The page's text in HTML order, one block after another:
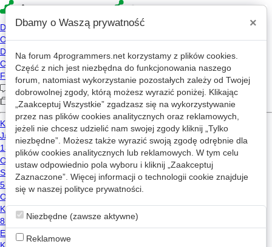
4p » Forum » Nietuzinkowe tematy
Implementacja powiadomień na telefon
HE
heretic OP 2025-04-12 07:40
0
Mam własnoręcznie napisaną aplikację w javie, którą
hostuje na fizycznym sprzęcie w postaci 13-letniego
laptopa. W ciągu dnia wykonuje dla mnie pewne
gdy dana operacja zakończy się sukcesem. Może to
być jakakolwiek forma wiadomość e.g. push
notification, email, sms. Ważne, żeby rozwiązanie było
proste w implementacji i niedrogie w utrzymaniu.
Dbamy o Waszą prywatność ×
Na forum 4programmers.net korzystamy z plików cookies.
Część z nich jest niezbędna do funkcjonowania naszego
forum, natomiast wykorzystanie pozostałych zależy od Twojej
dobrowolnej zgody, którą możesz wyrazić poniżej. Klikając
„Zaakceptuj Wszystkie” zgadzasz się na wykorzystywanie
przez nas plików cookies analitycznych oraz reklamowych,
jeżeli nie chcesz udzielić nam swojej zgody kliknij „Tylko
niezbędne”. Możesz także wyrazić swoją zgodę odrębnie dla
plików cookies analitycznych lub reklamowych. W tym celu
ustaw odpowiednio pola wyboru i kliknij „Zaakceptuj
Zaznaczone”. Więcej informacji o technologii cookie znajduje
się w naszej polityce prywatności.
Niezbędne (zawsze aktywne)
Reklamowe